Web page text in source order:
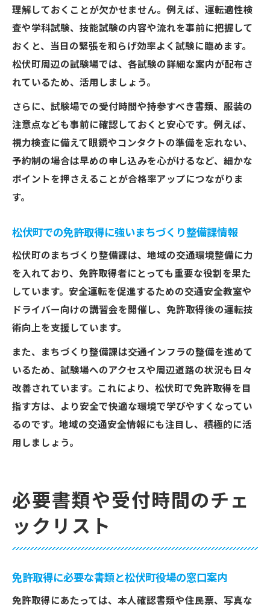
理解しておくことが欠かせません。例えば、運転適性検
査や学科試験、技能試験の内容や流れを事前に把握して
おくと、当日の緊張を和らげ効率よく試験に臨めます。
松伏町周辺の試験場では、各試験の詳細な案内が配布さ
れているため、活用しましょう。
さらに、試験場での受付時間や持参すべき書類、服装の
注意点なども事前に確認しておくと安心です。例えば、
視力検査に備えて眼鏡やコンタクトの準備を忘れない、
予約制の場合は早めの申し込みを心がけるなど、細かな
ポイントを押さえることが合格率アップにつながりま
す。
松伏町での免許取得に強いまちづくり整備課情報
松伏町のまちづくり整備課は、地域の交通環境整備に力
を入れており、免許取得者にとっても重要な役割を果た
しています。安全運転を促進するための交通安全教室や
ドライバー向けの講習会を開催し、免許取得後の運転技
術向上を支援しています。
また、まちづくり整備課は交通インフラの整備を進めて
いるため、試験場へのアクセスや周辺道路の状況も日々
改善されています。これにより、松伏町で免許取得を目
指す方は、より安全で快適な環境で学びやすくなってい
るのです。地域の交通安全情報にも注目し、積極的に活
用しましょう。
必要書類や受付時間のチェ
ックリスト
免許取得に必要な書類と松伏町役場の窓口案内
免許取得にあたっては、本人確認書類や住民票、写真な